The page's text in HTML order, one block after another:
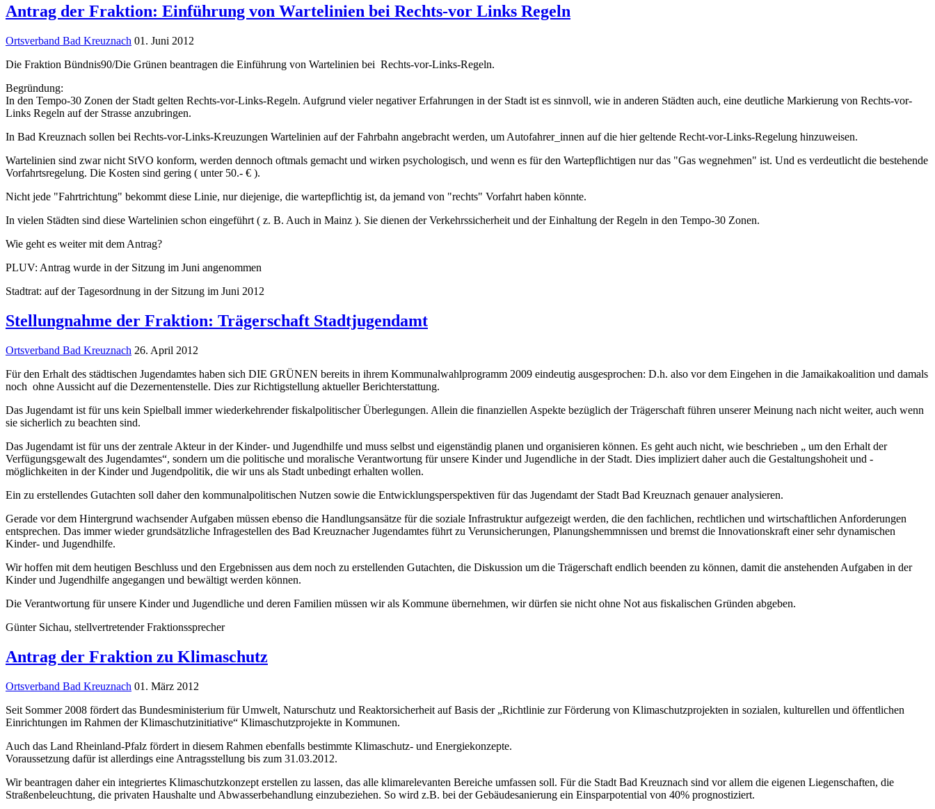
Antrag der Fraktion: Einführung von Wartelinien bei Rechts-vor Links Regeln
Ortsverband Bad Kreuznach 01. Juni 2012
Die Fraktion Bündnis90/Die Grünen beantragen die Einführung von Wartelinien bei Rechts-vor-Links-Regeln.
Begründung:
In den Tempo-30 Zonen der Stadt gelten Rechts-vor-Links-Regeln. Aufgrund vieler negativer Erfahrungen in der Stadt ist es sinnvoll, wie in anderen Städten auch, eine deutliche Markierung von Rechts-vor-
Links Regeln auf der Strasse anzubringen.
In Bad Kreuznach sollen bei Rechts-vor-Links-Kreuzungen Wartelinien auf der Fahrbahn angebracht werden, um Autofahrer_innen auf die hier geltende Recht-vor-Links-Regelung hinzuweisen.
Wartelinien sind zwar nicht StVO konform, werden dennoch oftmals gemacht und wirken psychologisch, und wenn es für den Wartepflichtigen nur das "Gas wegnehmen" ist. Und es verdeutlicht die bestehende
Vorfahrtsregelung. Die Kosten sind gering ( unter 50.- € ).
Nicht jede "Fahrtrichtung" bekommt diese Linie, nur diejenige, die wartepflichtig ist, da jemand von "rechts" Vorfahrt haben könnte.
In vielen Städten sind diese Wartelinien schon eingeführt ( z. B. Auch in Mainz ). Sie dienen der Verkehrssicherheit und der Einhaltung der Regeln in den Tempo-30 Zonen.
Wie geht es weiter mit dem Antrag?
PLUV: Antrag wurde in der Sitzung im Juni angenommen
Stadtrat: auf der Tagesordnung in der Sitzung im Juni 2012
Stellungnahme der Fraktion: Trägerschaft Stadtjugendamt
Ortsverband Bad Kreuznach 26. April 2012
Für den Erhalt des städtischen Jugendamtes haben sich DIE GRÜNEN bereits in ihrem Kommunalwahlprogramm 2009 eindeutig ausgesprochen: D.h. also vor dem Eingehen in die Jamaikakoalition und damals
noch ohne Aussicht auf die Dezernentenstelle. Dies zur Richtigstellung aktueller Berichterstattung.
Das Jugendamt ist für uns kein Spielball immer wiederkehrender fiskalpolitischer Überlegungen. Allein die finanziellen Aspekte bezüglich der Trägerschaft führen unserer Meinung nach nicht weiter, auch wenn
sie sicherlich zu beachten sind.
Das Jugendamt ist für uns der zentrale Akteur in der Kinder- und Jugendhilfe und muss selbst und eigenständig planen und organisieren können. Es geht auch nicht, wie beschrieben „ um den Erhalt der
Verfügungsgewalt des Jugendamtes“, sondern um die politische und moralische Verantwortung für unsere Kinder und Jugendliche in der Stadt. Dies impliziert daher auch die Gestaltungshoheit und -
möglichkeiten in der Kinder und Jugendpolitik, die wir uns als Stadt unbedingt erhalten wollen.
Ein zu erstellendes Gutachten soll daher den kommunalpolitischen Nutzen sowie die Entwicklungsperspektiven für das Jugendamt der Stadt Bad Kreuznach genauer analysieren.
Gerade vor dem Hintergrund wachsender Aufgaben müssen ebenso die Handlungsansätze für die soziale Infrastruktur aufgezeigt werden, die den fachlichen, rechtlichen und wirtschaftlichen Anforderungen
entsprechen. Das immer wieder grundsätzliche Infragestellen des Bad Kreuznacher Jugendamtes führt zu Verunsicherungen, Planungshemmnissen und bremst die Innovationskraft einer sehr dynamischen
Kinder- und Jugendhilfe.
Wir hoffen mit dem heutigen Beschluss und den Ergebnissen aus dem noch zu erstellenden Gutachten, die Diskussion um die Trägerschaft endlich beenden zu können, damit die anstehenden Aufgaben in der
Kinder und Jugendhilfe angegangen und bewältigt werden können.
Die Verantwortung für unsere Kinder und Jugendliche und deren Familien müssen wir als Kommune übernehmen, wir dürfen sie nicht ohne Not aus fiskalischen Gründen abgeben.
Günter Sichau, stellvertretender Fraktionssprecher
Antrag der Fraktion zu Klimaschutz
Ortsverband Bad Kreuznach 01. März 2012
Seit Sommer 2008 fördert das Bundesministerium für Umwelt, Naturschutz und Reaktorsicherheit auf Basis der „Richtlinie zur Förderung von Klimaschutzprojekten in sozialen, kulturellen und öffentlichen
Einrichtungen im Rahmen der Klimaschutzinitiative“ Klimaschutzprojekte in Kommunen.
Auch das Land Rheinland-Pfalz fördert in diesem Rahmen ebenfalls bestimmte Klimaschutz- und Energiekonzepte.
Voraussetzung dafür ist allerdings eine Antragsstellung bis zum 31.03.2012.
Wir beantragen daher ein integriertes Klimaschutzkonzept erstellen zu lassen, das alle klimarelevanten Bereiche umfassen soll. Für die Stadt Bad Kreuznach sind vor allem die eigenen Liegenschaften, die
Straßenbeleuchtung, die privaten Haushalte und Abwasserbehandlung einzubeziehen. So wird z.B. bei der Gebäudesanierung ein Einsparpotential von 40% prognostiziert.